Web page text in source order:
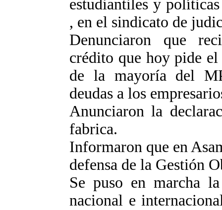
estudiantiles y
, en el sindicato de
Denunciaron que
crédito que hoy pide
de la mayoría del
deudas a los
Anunciaron la
fabrica.
Informaron que en
defensa de la Gestión
Se puso en marcha
nacional e